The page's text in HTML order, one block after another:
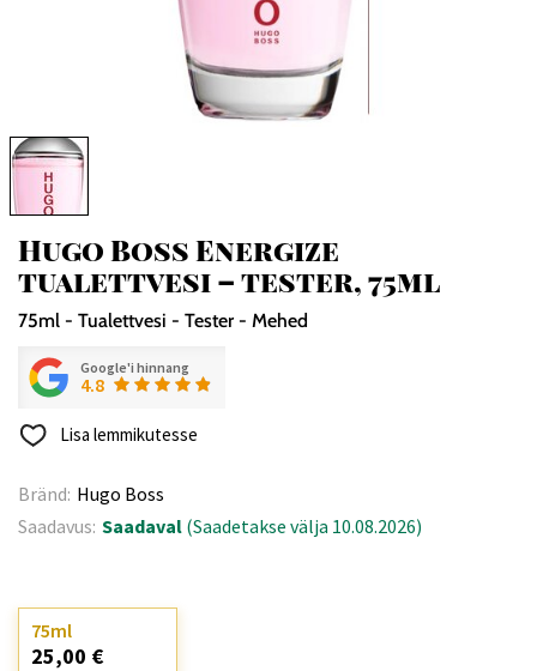
Hugo Boss Energize
tualettvesi – tester, 75ml
75ml - Tualettvesi - Tester - Mehed
Google'i hinnang
4.8
Lisa lemmikutesse
Bränd: Hugo Boss
Saadavus: Saadaval (Saadetakse välja 10.08.2026)
75ml
25,00 €